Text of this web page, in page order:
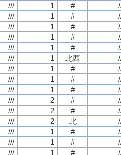
/// 1 #
/// 1 #
/// 1 #
/// 1 #
/// 1 #
/// 1 北西
/// 1 #
/// 1 #
/// 1 #
/// 2 #
/// 2 #
/// 2 北
/// 1 #
/// 1 #
/// 1 #